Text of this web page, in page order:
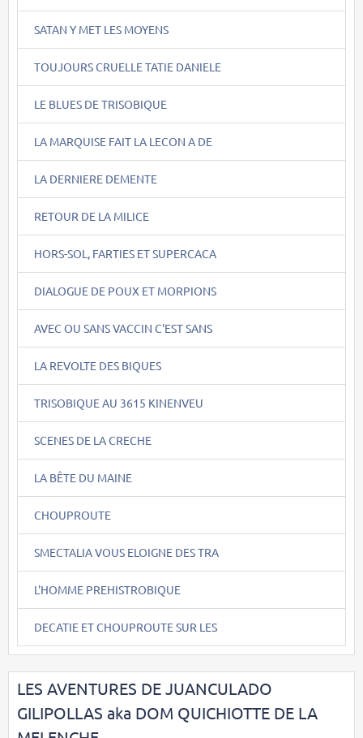
SATAN Y MET LES MOYENS
TOUJOURS CRUELLE TATIE DANIELE
LE BLUES DE TRISOBIQUE
LA MARQUISE FAIT LA LECON A DE
LA DERNIERE DEMENTE
RETOUR DE LA MILICE
HORS-SOL, FARTIES ET SUPERCACA
DIALOGUE DE POUX ET MORPIONS
AVEC OU SANS VACCIN C'EST SANS
LA REVOLTE DES BIQUES
TRISOBIQUE AU 3615 KINENVEU
SCENES DE LA CRECHE
LA BÊTE DU MAINE
CHOUPROUTE
SMECTALIA VOUS ELOIGNE DES TRA
L'HOMME PREHISTROBIQUE
DECATIE ET CHOUPROUTE SUR LES
LES AVENTURES DE JUANCULADO
GILIPOLLAS aka DOM QUICHIOTTE DE LA